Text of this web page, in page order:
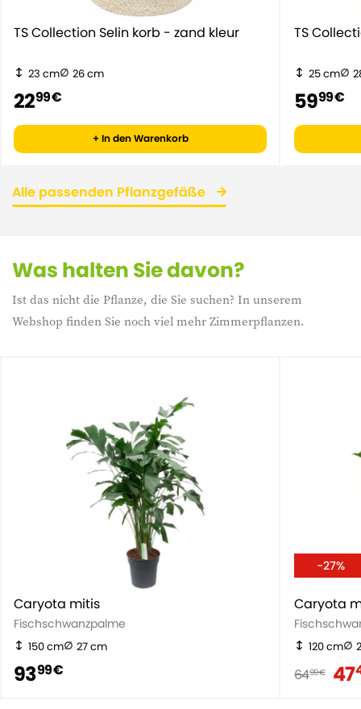
TS Collection Selin korb - zand kleur
23 cm 26 cm
2299 €
+ In den Warenkorb
TS
25 cm
5999 €
Alle passenden Pflanzgefäße
Was halten Sie davon?
Ist das nicht die Pflanze, die Sie suchen? In unserem
Webshop finden Sie noch viel mehr Zimmerpflanzen.
Caryota mitis
Fischschwanzpalme
150 cm 27 cm
9399 €
-27%
Caryota
120 cm
6499 € 47